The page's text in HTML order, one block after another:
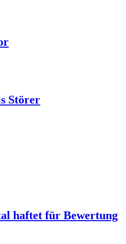
Störer
haftet für Bewertung